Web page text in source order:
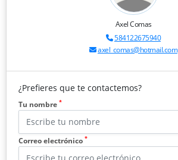
Axel Comas
584122675940
axel_comas@hotmail.com
¿Prefieres que te contactemos?
Tu nombre *
Correo electrónico *